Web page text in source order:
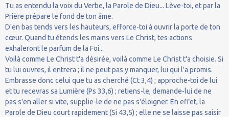
Tu as entendu la voix du Verbe, la Parole de Dieu... Lève-toi, et par la
Prière prépare le fond de ton âme.
D'en bas tends vers les hauteurs, efforce-toi à ouvrir la porte de ton
cœur. Quand tu étends les mains vers Le Christ, tes actions
exhaleront le parfum de la Foi...
Voilà comme Le Christ t'a désirée, voilà comme Le Christ t'a choisie. Si
tu lui ouvres, il entrera ; il ne peut pas y manquer, lui qui l'a promis.
Embrasse donc celui que tu as cherché (Ct 3,4) ; approche-toi de lui
et tu recevras sa Lumière (Ps 33,6) ; retiens-le, demande-lui de ne
pas s'en aller si vite, supplie-le de ne pas s'éloigner. En effet, la
Parole de Dieu court rapidement (Si 43,5) ; elle ne se laisse pas saisir